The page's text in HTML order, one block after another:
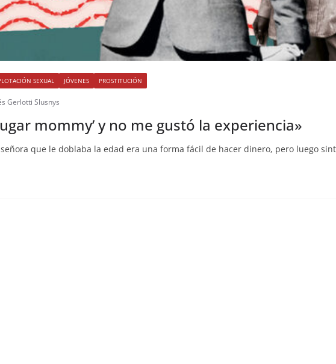
SEXUAL JÓVENES PROSTITUCIÓN
Gerlotti Slusnys
mommy’ y no me gustó la experiencia»
que le doblaba la edad era una forma fácil de hacer dinero, pero luego